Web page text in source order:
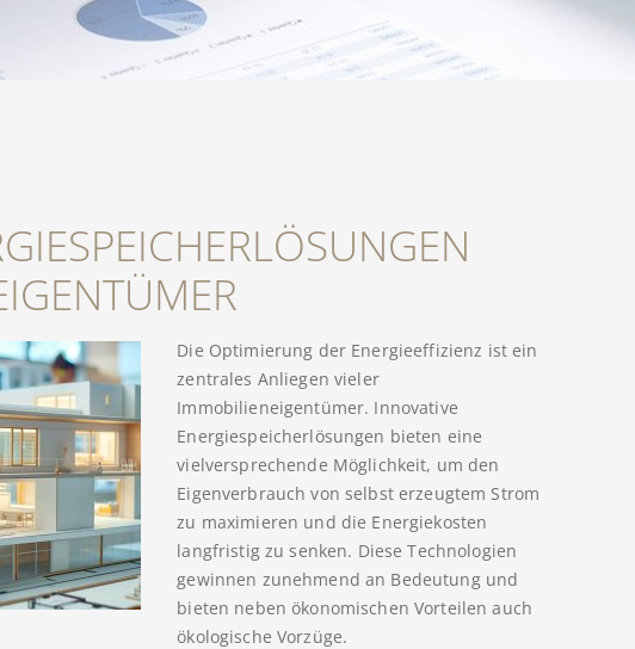
Die Optimierung der Energieeffizienz ist ein
zentrales Anliegen vieler
Immobilieneigentümer. Innovative
Energiespeicherlösungen bieten eine
vielversprechende Möglichkeit, um den
Eigenverbrauch von selbst erzeugtem Strom
zu maximieren und die Energiekosten
langfristig zu senken. Diese Technologien
gewinnen zunehmend an Bedeutung und
bieten neben ökonomischen Vorteilen auch
ökologische Vorzüge.